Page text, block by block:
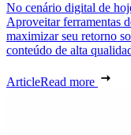
No cenário digital de
Aproveitar ferramentas
maximizar seu retorno
conteúdo de alta
ArticleRead more